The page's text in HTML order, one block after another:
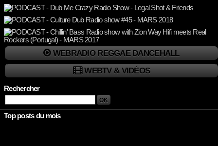
WEBRADIO REGGAE DANCEHALL
WEBTV & VIDÉOS
Rechercher
Top posts du mois